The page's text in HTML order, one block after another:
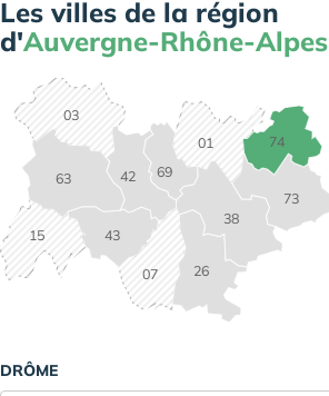
Les villes de la région
d'Auvergne-Rhône-Alpes
01
03
07
15
26
38
42
43
63
69
73
74
DRÔME